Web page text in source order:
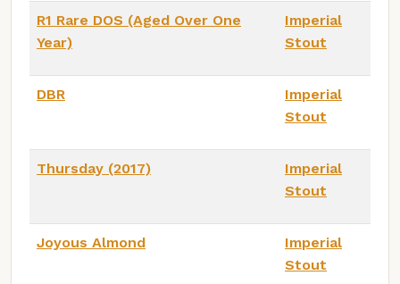
R1 Rare DOS (Aged Over One
Year)
Imperial
Stout
DBR
Imperial
Stout
Thursday (2017)
Imperial
Stout
Joyous Almond
Imperial
Stout